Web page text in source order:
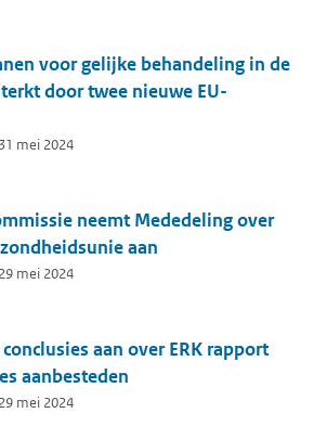
voor gelijke behandeling in de
door twee nieuwe EU-
mei 2024
neemt Mededeling over
aan
mei 2024
aan over ERK rapport
aanbesteden
mei 2024